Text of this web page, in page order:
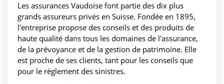
Les assurances Vaudoise font partie des dix plus
grands assureurs privés en Suisse. Fondée en 1895,
l'entreprise propose des conseils et des produits de
haute qualité dans tous les domaines de l'assurance,
de la prévoyance et de la gestion de patrimoine. Elle
est proche de ses clients, tant pour les conseils que
pour le règlement des sinistres.